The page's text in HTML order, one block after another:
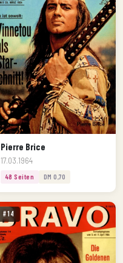
Pierre Brice
17.03.1964
48 Seiten DM 0,70
#14